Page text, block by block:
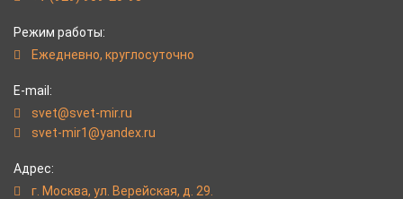
Режим работы:
Eжедневно, круглосуточно
E-mail:
svet@svet-mir.ru
svet-mir1@yandex.ru
Адрес:
г. Москва, ул. Верейская, д. 29.